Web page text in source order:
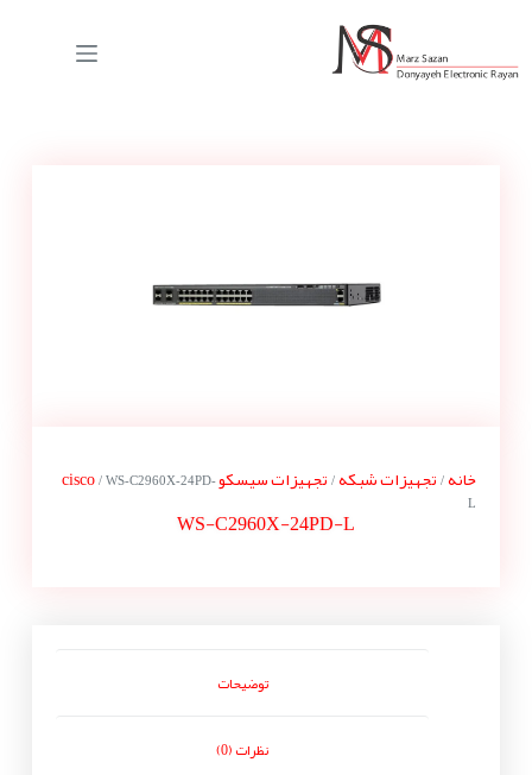
خانه/ تجهیزات شبکه/ تجهیزات سیسکو cisco/ WS-C2960X-24PD-
L
WS-C2960X-24PD-L
توضیحات
نظرات (0)